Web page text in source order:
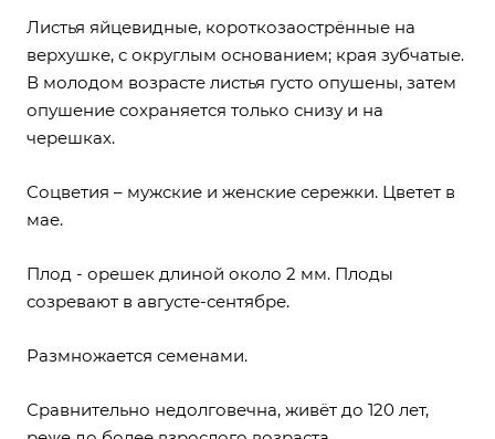
Листья яйцевидные, короткозаострённые на
верхушке, с округлым основанием; края зубчатые.
В молодом возрасте листья густо опушены, затем
опушение сохраняется только снизу и на
черешках.
Соцветия – мужские и женские сережки. Цветет в
мае.
Плод - орешек длиной около 2 мм. Плоды
созревают в августе-сентябре.
Размножается семенами.
Сравнительно недолговечна, живёт до 120 лет,